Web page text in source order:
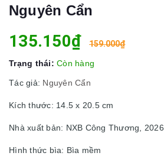
Nguyên Cẩn
135.150₫ 159.000₫
Trạng thái: Còn hàng
Tác giả: Nguyên Cẩn
Kích thước: 14.5 x 20.5 cm
Nhà xuất bản: NXB Công Thương, 2026
Hình thức bìa: Bìa mềm